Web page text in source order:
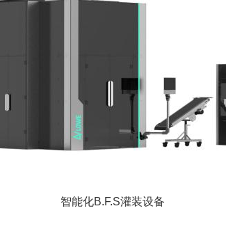
智能化B.F.S灌装设备